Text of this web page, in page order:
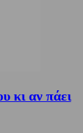
κι αν πάει